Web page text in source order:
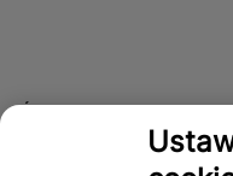
Śledź nas!